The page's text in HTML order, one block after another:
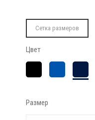
Сетка размеров
Цвет
синий
Размер